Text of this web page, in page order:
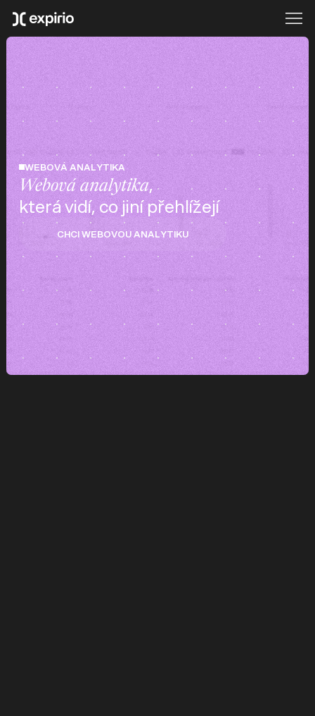
WEBOVÁ ANALYTIKA
Webová analytika,
která vidí, co jiní přehlížejí
CHCI WEBOVOU ANALYTIKU
CHCI WEBOVOU ANALYTIKU